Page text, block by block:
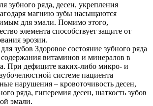
зубного ряда, десен, укрепления
магнию зубы насыщаются
для эмали. Помимо этого,
элемента способствует защите от
эрозии.
зубов Здоровое состояние зубного ряда
содержания витаминов и минералов в
При дефиците каких-либо микро- и
системе пациента
нарушения – кровоточивость десен,
ряда, гиперемия десен, шаткость зубов
эмали.